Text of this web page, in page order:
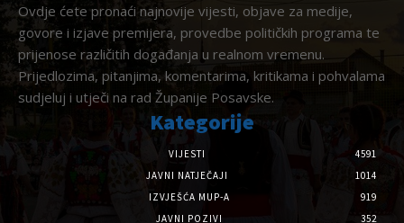
Ovdje ćete pronaći najnovije vijesti, objave za medije,
govore i izjave premijera, provedbe političkih programa te
prijenose različitih događanja u realnom vremenu.
Prijedlozima, pitanjima, komentarima, kritikama i pohvalama
sudjeluj i utječi na rad Županije Posavske.
Kategorije
VIJESTI
4591
JAVNI NATJEČAJI
1014
IZVJEŠĆA MUP-A
919
JAVNI POZIVI
352